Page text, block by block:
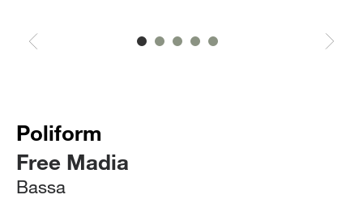
Poliform
Free Madia
Bassa